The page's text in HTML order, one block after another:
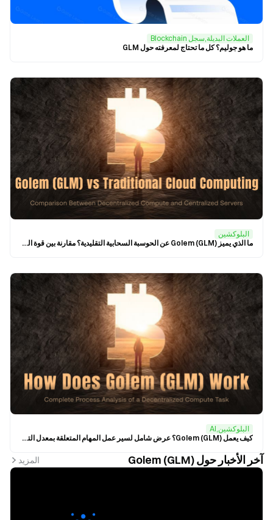
العملات البديلة,سجل Blockchain
ما هو جوليم؟ كل ما تحتاج لمعرفته حول GLM
البلوكشين
ما الذي يميز Golem (GLM) عن الحوسبة السحابية التقليدية؟ مقارنة بين قوة التجزئة / معدل التجزئة لامركزي والخوادم المركزية
البلوكشين,AI
كيف يعمل Golem (GLM)؟ عرض شامل لسير عمل المهام المتعلقة بمعدل التجزئة اللامركزي
آخر الأخبار حول Golem (GLM) المزيد